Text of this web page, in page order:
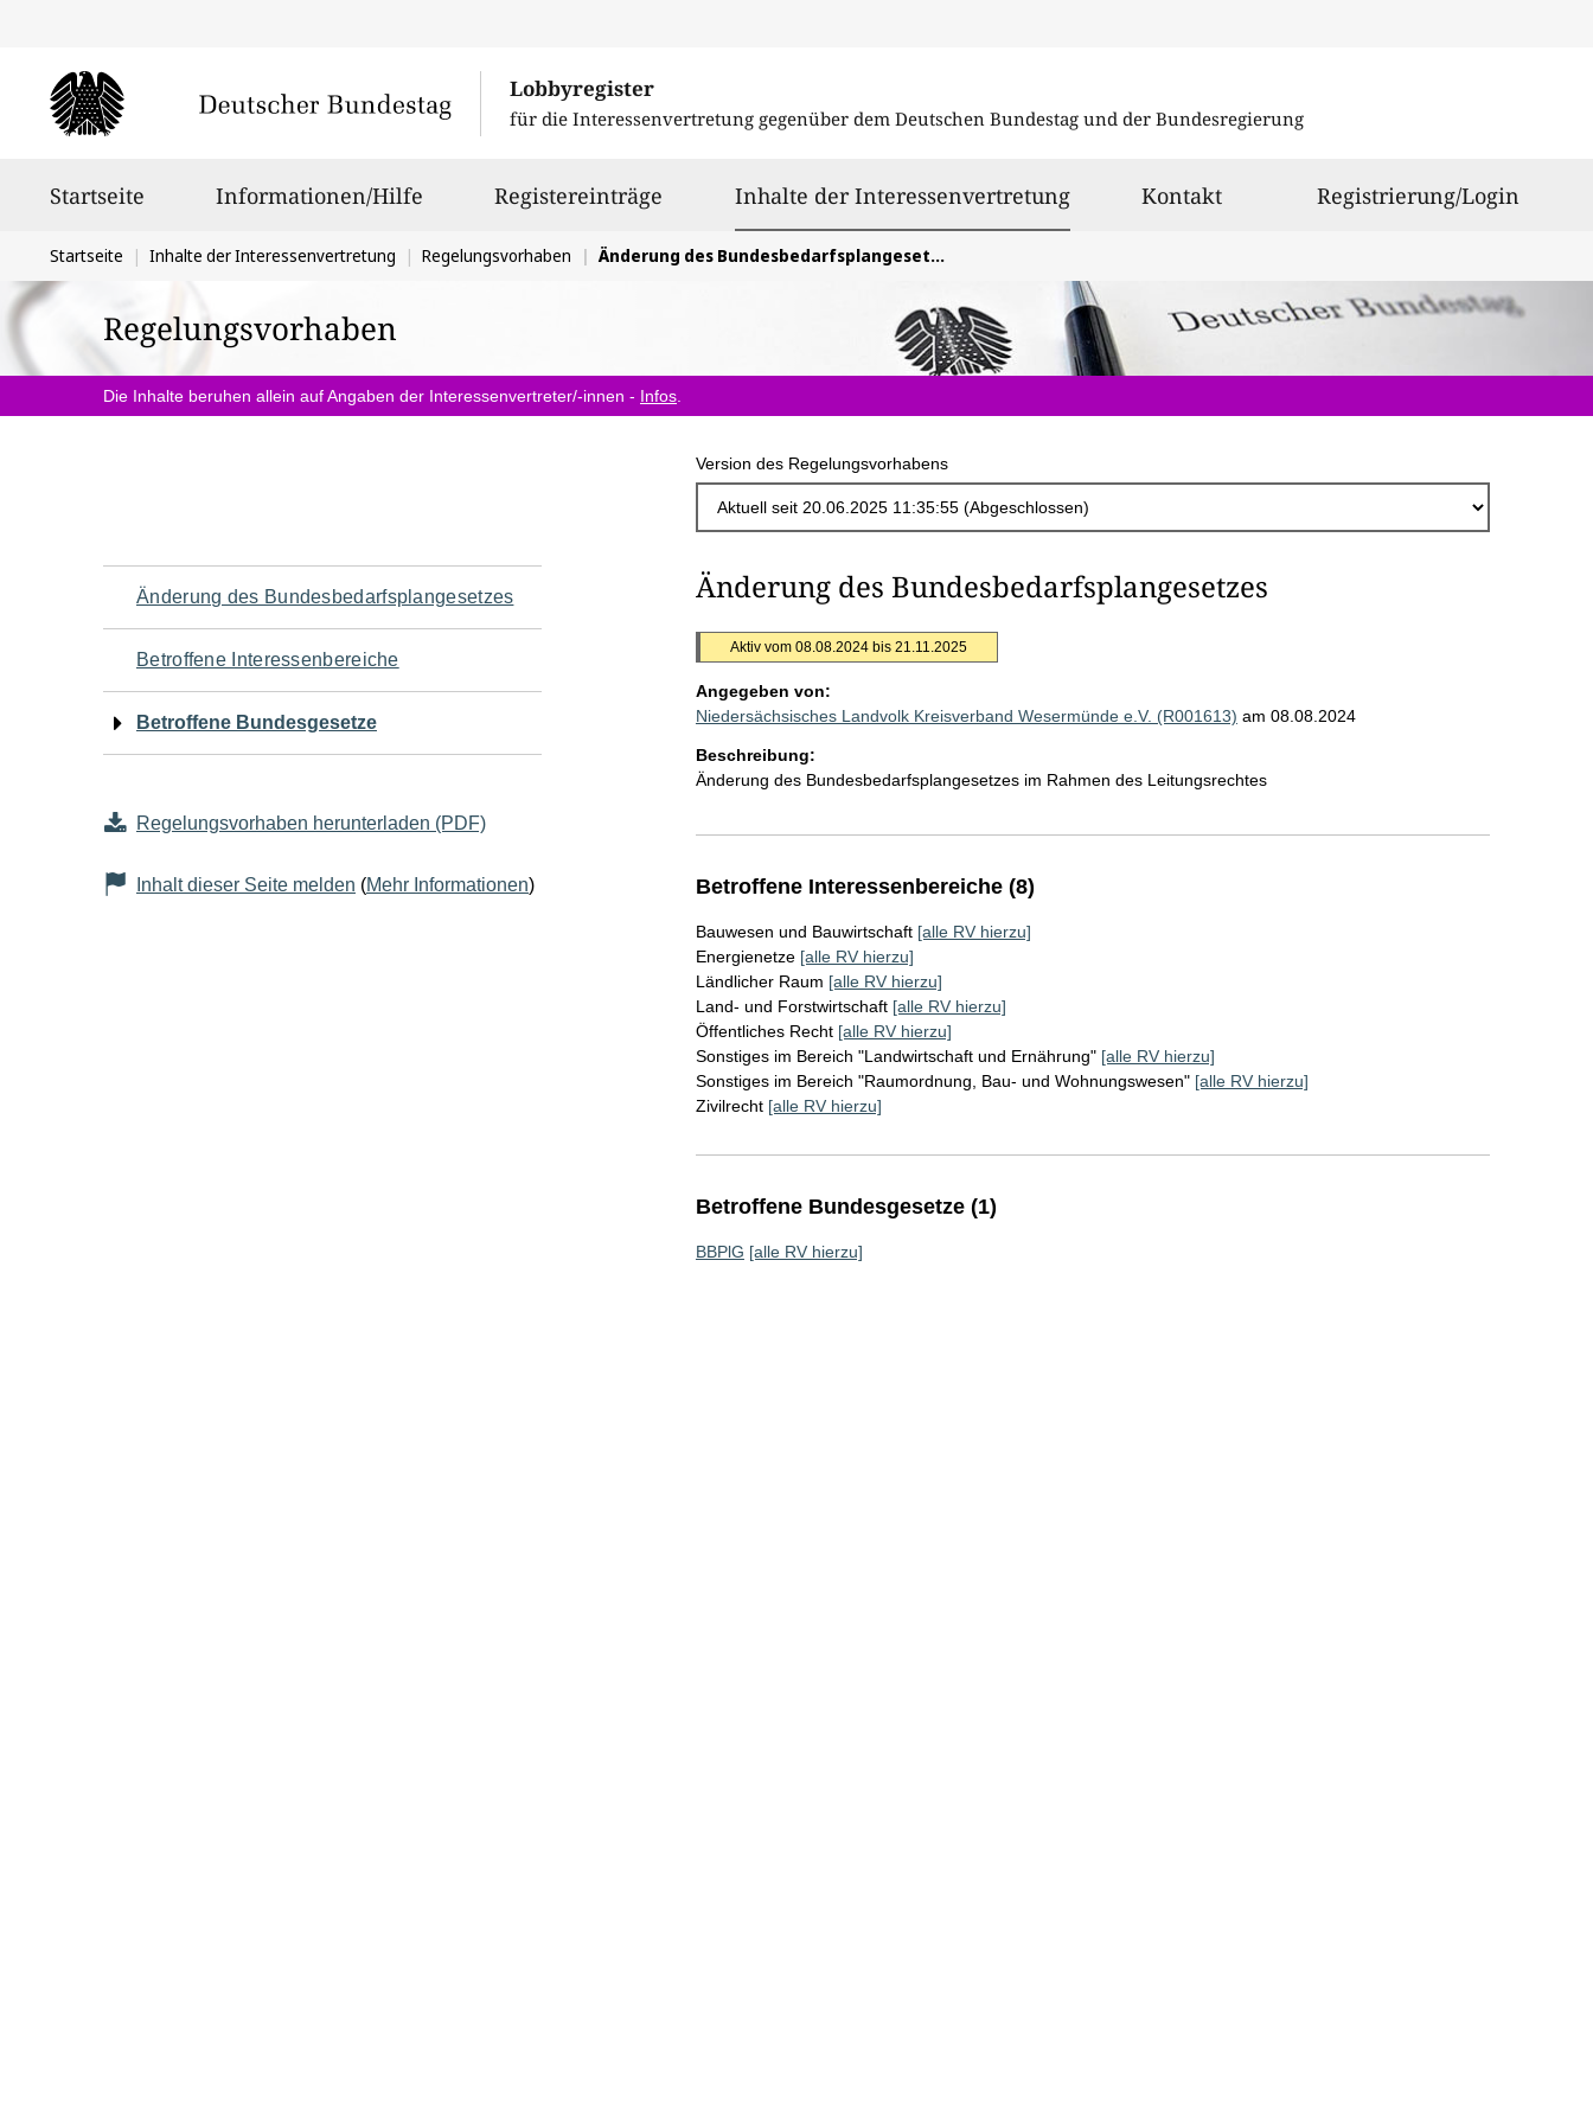
Lobbyregister
für die Interessenvertretung gegenüber dem Deutschen Bundestag und der Bundesregierung
Startseite Informationen/Hilfe Registereinträge Inhalte der Interessenvertretungausgewählt
Kontakt Registrierung/Login
Sie
befinden
sich
hier:
Startseite Inhalte der Interessenvertretung Regelungsvorhaben Änderung des Bundesbedarfsplangesetzes
Regelungsvorhaben
Die Inhalte beruhen allein auf Angaben der Interessenvertreter/-innen - Infos
Version des Regelungsvorhabens
Navigation
für
den
Seiteninhalt
Änderung des Bundesbedarfsplangesetzes
Betroffene Interessenbereiche
Betroffene Bundesgesetze
Regelungsvorhaben herunterladen (PDF)
Inhalt dieser Seite melden (Mehr Informationen)
Änderung des Bundesbedarfsplangesetzes
Aktiv vom 08.08.2024 bis 21.11.2025
Angegeben von:
Niedersächsisches Landvolk Kreisverband Wesermünde e.V. (R001613) am 08.08.2024
Beschreibung:
Änderung des Bundesbedarfsplangesetzes im Rahmen des Leitungsrechtes
Betroffene Interessenbereiche (8)
Bauwesen und Bauwirtschaft [alle RV hierzu]
Energienetze [alle RV hierzu]
Ländlicher Raum [alle RV hierzu]
Land- und Forstwirtschaft [alle RV hierzu]
Öffentliches Recht [alle RV hierzu]
Sonstiges im Bereich "Landwirtschaft und Ernährung" [alle RV hierzu]
Sonstiges im Bereich "Raumordnung, Bau- und Wohnungswesen" [alle RV hierzu]
Zivilrecht [alle RV hierzu]
Betroffene Bundesgesetze (1)
BBPlG [alle RV hierzu]